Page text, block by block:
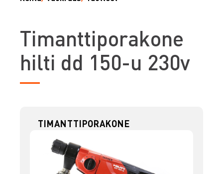
Timanttiporakone
hilti dd 150-u 230v
TIMANTTIPORAKONE